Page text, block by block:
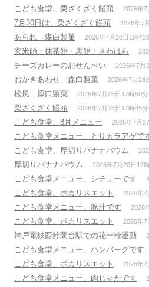
こども食堂、栗ざくざく饅頭 2026年
7月30日は、栗ざくざく饅頭 2026年7
あられ 森白製菓 2026年7月28日19時
玄米飴・抹茶飴・黒飴・さわはら
チーズカレーのおせんべい 2026年7月
おかきあわせ 森白製菓 2026年7月28
松風 原口製菓 2026年7月28日17時50
栗ざくざく饅頭 2026年7月28日17時45
こども食堂、8月メニュー 2026年7月
こども食堂メニュー、とりカラアゲで
こども食堂、厚切りバナナバウム
厚切りバナナバウム 2026年7月20日12
こども食堂メニュー、シチューです
こども食堂、ポカリスエット 2026年
こども食堂メニュー、豚汁です 2026
こども食堂、ポカリスエット 2026年
神戸電鉄西鈴蘭台駅での花一輪運動
こども食堂メニュー、ハンバーグです
こども食堂、ポカリスエット 2026年
こども食堂メニュー、肉じゃがです